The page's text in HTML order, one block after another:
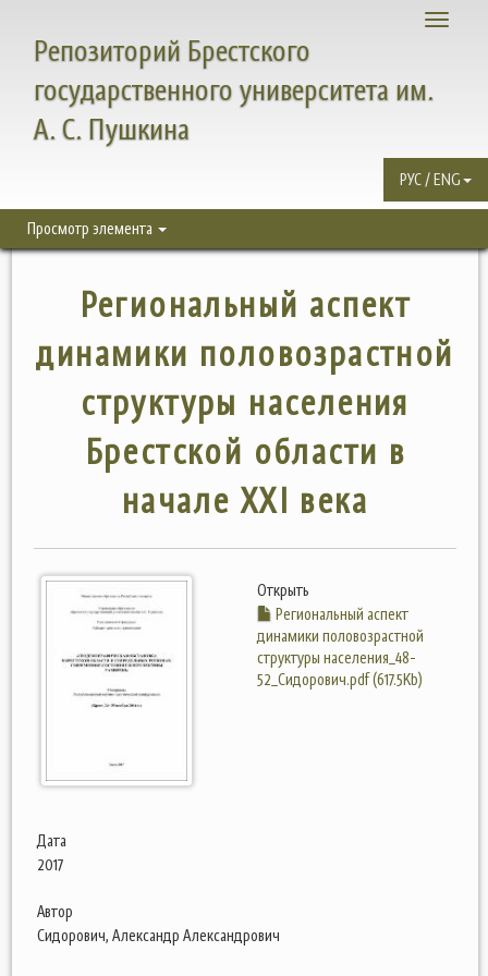
Toggle
Репозиторий Брестского
государственного университета им.
А. С. Пушкина
РУС / ENG
Просмотр элемента
Региональный аспект
динамики половозрастной
структуры населения
Брестской области в
начале XXI века
Открыть
Региональный аспект
динамики половозрастной
структуры населения_48-
52_Сидорович.pdf (617.5Kb)
Дата
2017
Автор
Сидорович, Александр Александрович